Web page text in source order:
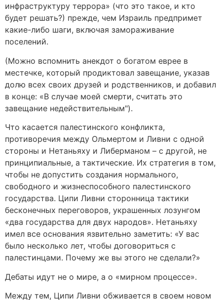
инфраструктуру террора» (что это такое, и кто
будет решать?) прежде, чем Израиль предпримет
какие-либо шаги, включая замораживание
поселений.
(Можно вспомнить анекдот о богатом еврее в
местечке, который продиктовал завещание, указав
долю всех своих друзей и родственников, и добавил
в конце: «В случае моей смерти, считать это
завещание недействительным").
Что касается палестинского конфликта,
противоречия между Ольмертом и Ливни с одной
стороны и Нетаньяху и Либерманом – с другой, не
принципиальные, а тактические. Их стратегия в том,
чтобы не допустить создания нормального,
свободного и жизнеспособного палестинского
государства. Ципи Ливни сторонница тактики
бесконечных переговоров, украшенных лозунгом
«два государства для двух народов». Нетаньяху
имел все основания язвительно заметить: «У вас
было несколько лет, чтобы договориться с
палестинцами. Почему же вы этого не сделали?»
Дебаты идут не о мире, а о «мирном процессе».
Между тем, Ципи Ливни обживается в своем новом